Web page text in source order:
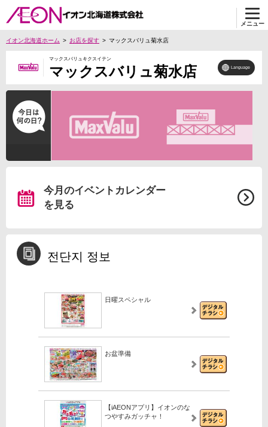
メニュー
イオン北海道ホーム お店を探す マックスバリュ菊水店
マックスバリュキクスイテン
マックスバリュ菊水店 Language
今月のイベントカレンダー
を見る
전단지 정보
日曜スペシャル
お盆準備
【iAEONアプリ】イオンのな
つやすみガッチャ！